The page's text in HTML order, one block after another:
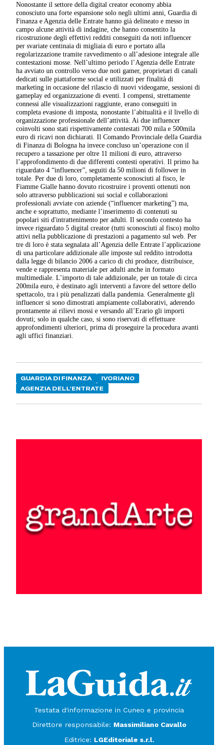
Nonostante il settore della digital creator economy abbia
conosciuto una forte espansione solo negli ultimi anni, Guardia di
Finanza e Agenzia delle Entrate hanno già delineato e messo in
campo alcune attività di indagine, che hanno consentito la
ricostruzione degli effettivi redditi conseguiti da noti influencer
per svariate centinaia di migliaia di euro e portato alla
regolarizzazione tramite ravvedimento o all’adesione integrale alle
contestazioni mosse. Nell’ultimo periodo l’Agenzia delle Entrate
ha avviato un controllo verso due noti gamer, proprietari di canali
dedicati sulle piattaforme social e utilizzati per finalità di
marketing in occasione del rilascio di nuovi videogame, sessioni di
gameplay ed organizzazione di eventi. I compensi, strettamente
connessi alle visualizzazioni raggiunte, erano conseguiti in
completa evasione di imposta, nonostante l’abitualità e il livello di
organizzazione professionale dell’attività. Ai due influencer
coinvolti sono stati rispettivamente contestati 700 mila e 500mila
euro di ricavi non dichiarati. Il Comando Provinciale della Guardia
di Finanza di Bologna ha invece concluso un’operazione con il
recupero a tassazione per oltre 11 milioni di euro, attraverso
l’approfondimento di due differenti contesti operativi. Il primo ha
riguardato 4 “influencer”, seguiti da 50 milioni di follower in
totale. Per due di loro, completamente sconosciuti al fisco, le
Fiamme Gialle hanno dovuto ricostruire i proventi ottenuti non
solo attraverso pubblicazioni sui social e collaborazioni
professionali avviate con aziende (“influencer marketing”) ma,
anche e soprattutto, mediante l’inserimento di contenuti su
popolari siti d'intrattenimento per adulti. Il secondo contesto ha
invece riguardato 5 digital creator (tutti sconosciuti al fisco) molto
attivi nella pubblicazione di prestazioni a pagamento sul web. Per
tre di loro è stata segnalata all’Agenzia delle Entrate l’applicazione
di una particolare addizionale alle imposte sul reddito introdotta
dalla legge di bilancio 2006 a carico di chi produce, distribuisce,
vende e rappresenta materiale per adulti anche in formato
multimediale. L’importo di tale addizionale, per un totale di circa
200mila euro, è destinato agli interventi a favore del settore dello
spettacolo, tra i più penalizzati dalla pandemia. Generalmente gli
influencer si sono dimostrati ampiamente collaborativi, aderendo
prontamente ai rilievi mossi e versando all’Erario gli importi
dovuti; solo in qualche caso, si sono riservati di effettuare
approfondimenti ulteriori, prima di proseguire la procedura avanti
agli uffici finanziari.
GUARDIA DI FINANZA
IVORIANO
AGENZIA DELL'ENTRATE
Testata d'informazione in Cuneo e provincia
Direttore responsabile: Massimiliano Cavallo
Editrice: LGEditoriale s.r.l.